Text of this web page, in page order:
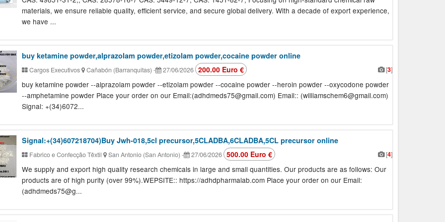
materials, we ensure reliable quality, efficient service, and secure global delivery. With a decade of export experience,
we have ...
buy ketamine powder,alprazolam powder,etizolam powder,cocaine powder online
Cargos Executivos Cañabón (Barranquitas) - 27/06/2026 [3]
200.00 Euro €
buy ketamine powder --alprazolam powder --etizolam powder --cocaine powder --heroin powder --oxycodone powder
--amphetamine powder Place your order on our Email:(adhdmeds75@gmail.com) Email:: (williamschem6@gmail.com)
Signal: +(34)6072...
Signal:+(34)607218704)Buy Jwh-018,5cl precursor,5CLADBA,6CLADBA,5CL precursor online
Fabrico e Confecção Têxtil San Antonio (San Antonio) - 27/06/2026 [4]
500.00 Euro €
We supply and export high quality research chemicals in large and small quantities. Our products are as follows: Our
products are of high purity (over 99%).WEPSITE:: https://adhdpharmalab.com Place your order on our Email:
(adhdmeds75@g...